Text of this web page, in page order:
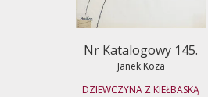
Nr Katalogowy 145.
Janek Koza
DZIEWCZYNA Z KIEŁBASKĄ